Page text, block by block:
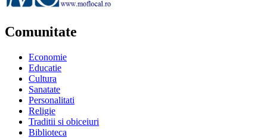
Comunitate
Economie
Educatie
Cultura
Sanatate
Personalitati
Religie
Traditii si obiceiuri
Biblioteca